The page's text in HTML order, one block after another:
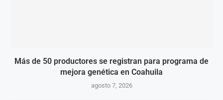
Más de 50 productores se registran para programa de
mejora genética en Coahuila
agosto 7, 2026